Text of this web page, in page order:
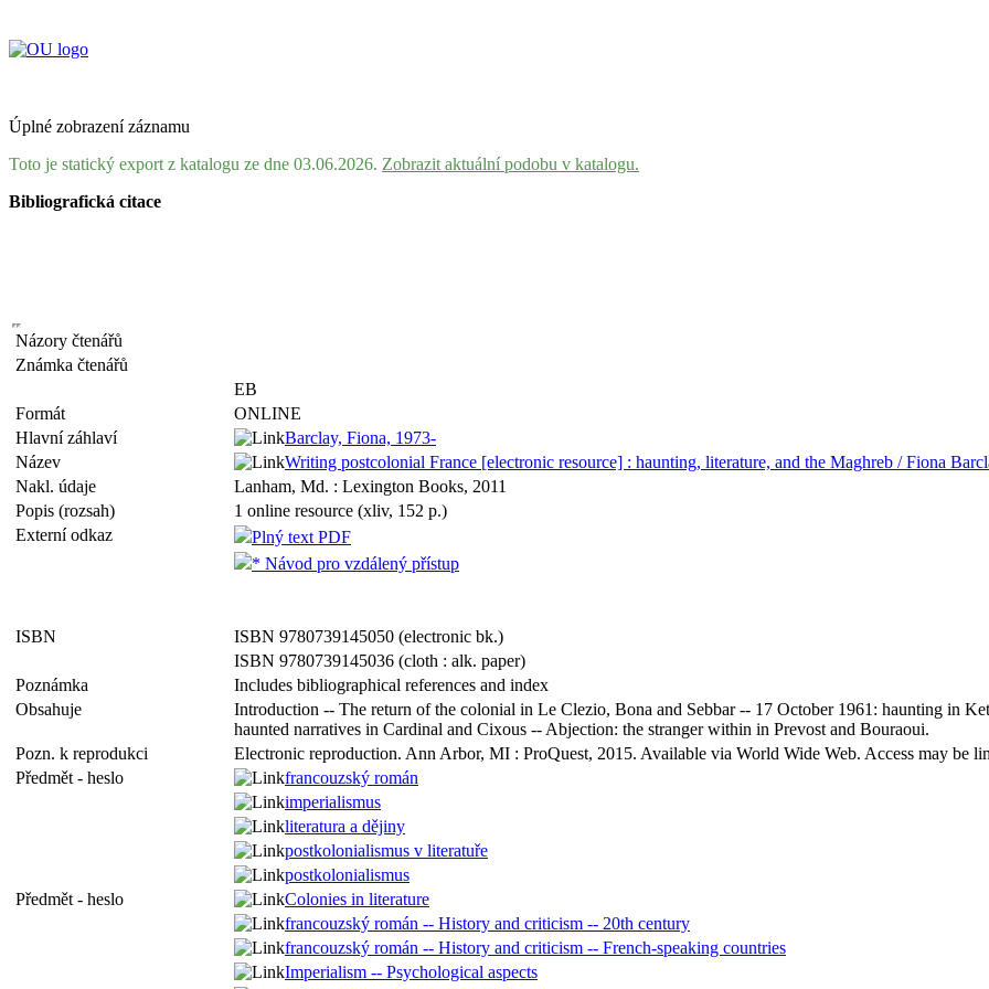
Úplné zobrazení záznamu
Toto je statický export z katalogu ze dne 03.06.2026. Zobrazit aktuální podobu v katalogu.
Bibliografická citace
Názory čtenářů
Známka čtenářů
EB
Formát
ONLINE
Hlavní záhlaví
Barclay, Fiona, 1973-
Název
Writing postcolonial France [electronic resource] : haunting, literature, and the Maghreb / Fiona
Nakl. údaje
Lanham, Md. : Lexington Books, 2011
Popis (rozsah)
1 online resource (xliv, 152 p.)
Externí odkaz
Plný text PDF
* Návod pro vzdálený přístup
ISBN
ISBN 9780739145050 (electronic bk.)
ISBN 9780739145036 (cloth : alk. paper)
Poznámka
Includes bibliographical references and index
Obsahuje
Introduction -- The return of the colonial in Le Clezio, Bona and Sebbar -- 17 October 1961: haunting in
haunted narratives in Cardinal and Cixous -- Abjection: the stranger within in Prevost and Bouraoui.
Pozn. k reprodukci
Electronic reproduction. Ann Arbor, MI : ProQuest, 2015. Available via World Wide Web. Access may be
Předmět - heslo
francouzský román
imperialismus
literatura a dějiny
postkolonialismus v literatuře
postkolonialismus
Předmět - heslo
Colonies in literature
francouzský román -- History and criticism -- 20th century
francouzský román -- History and criticism -- French-speaking countries
Imperialism -- Psychological aspects